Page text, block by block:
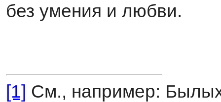
без умения и любви.
[1] См., например: